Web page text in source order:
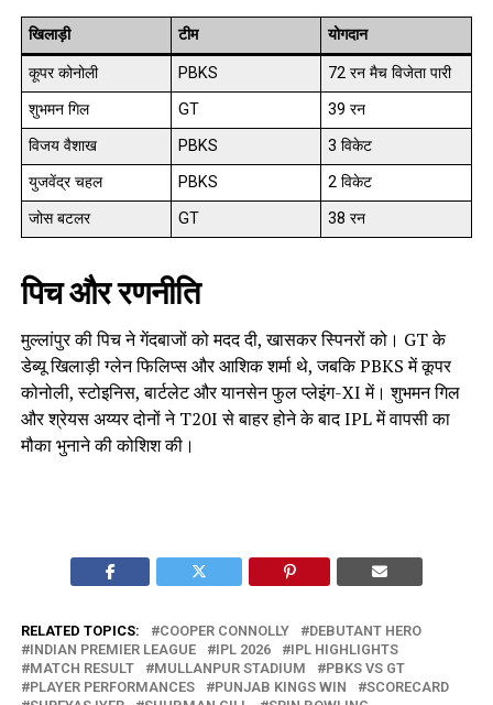
खिलाड़ी टीम योगदान
कूपर कोनोली PBKS
72 रन मैच विजेता पारी
शुभमन गिल
GT
39 रन
विजय वैशाख
PBKS
3 विकेट
युजवेंद्र चहल
PBKS
2 विकेट
जोस बटलर
GT 38 रन
पिच और रणनीति
मुल्लांपुर की पिच ने गेंदबाजों को मदद दी, खासकर स्पिनरों को। GT के
डेब्यू खिलाड़ी ग्लेन फिलिप्स और आशिक शर्मा थे, जबकि PBKS में कूपर
कोनोली, स्टोइनिस, बार्टलेट और यानसेन फुल प्लेइंग-XI में। शुभमन गिल
और श्रेयस अय्यर दोनों ने T20I से बाहर होने के बाद IPL में वापसी का
मौका भुनाने की कोशिश की।
RELATED TOPICS: COOPER CONNOLLY
DEBUTANT HERO
INDIAN PREMIER LEAGUE
IPL 2026
IPL HIGHLIGHTS
MATCH RESULT
MULLANPUR STADIUM
PBKS VS GT
PLAYER PERFORMANCES
PUNJAB KINGS WIN
SCORECARD